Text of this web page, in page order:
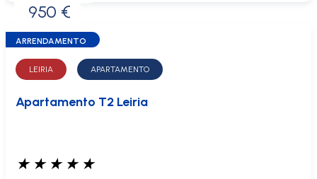
0 €
950 €
ARRENDAMENTO
LEIRIA APARTAMENTO
Apartamento T2 Leiria
★ ★ ★ ★ ★